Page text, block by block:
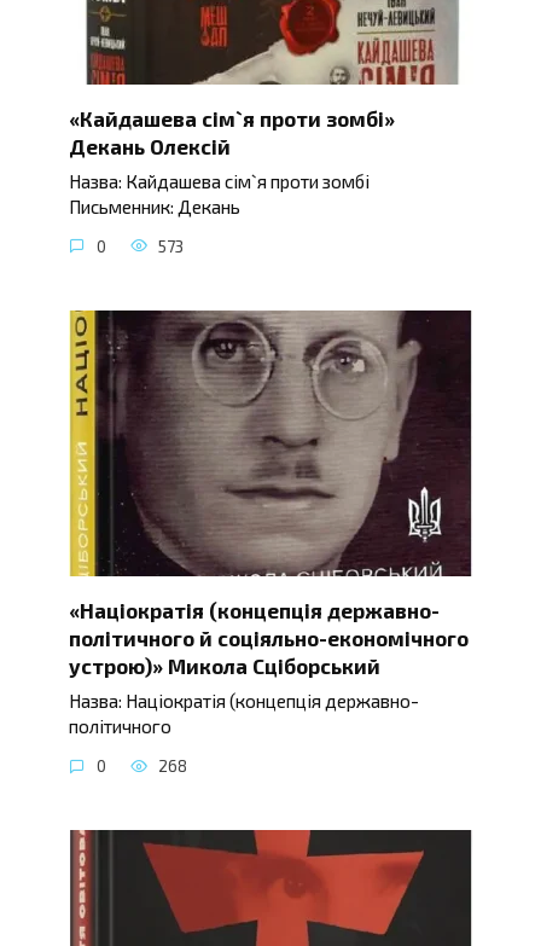
«Кайдашева сім`я проти зомбі»
Декань Олексій
Назва: Кайдашева сім`я проти зомбі
Письменник: Декань
0 573
«Націократія (концепція державно-
політичного й соціяльно-економічного
устрою)» Микола Сціборський
Назва: Націократія (концепція державно-
політичного
0 268